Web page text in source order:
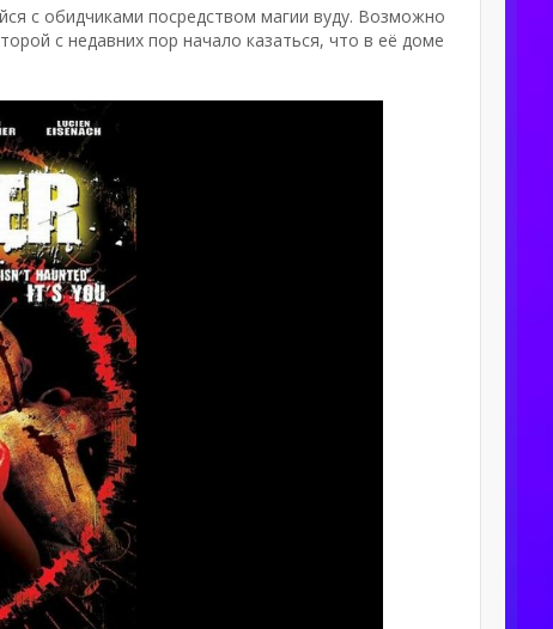
с обидчиками посредством магии вуду. Возможно
с недавних пор начало казаться, что в её доме